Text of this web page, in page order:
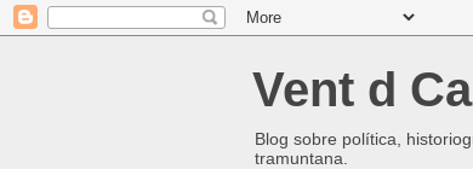
Vent d
Blog sobre política,
tramuntana.